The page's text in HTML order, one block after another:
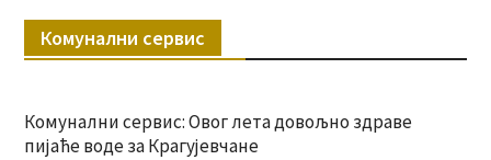
Комунални сервис
Комунални сервис: Овог лета довољно здраве
пијаће воде за Крагујевчане